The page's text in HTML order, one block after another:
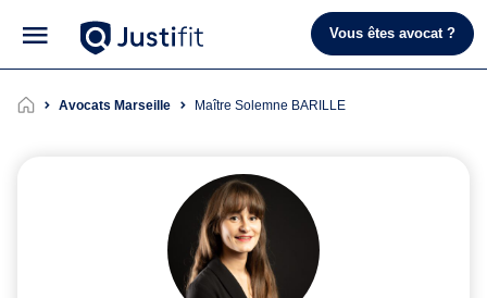
Vous êtes avocat ?
Avocats Marseille Maître Solemne BARILLE